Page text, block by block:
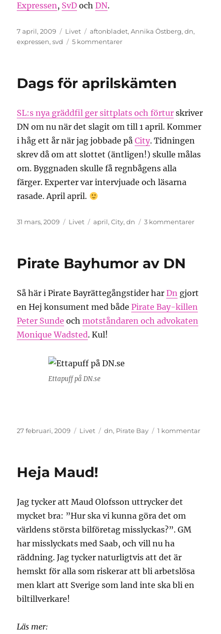
Expressen, SvD ochDN.
Publicerat
den
7 april, 2009 Kategorier
Livet Etiketter
aftonbladet,Annika Östberg,dn,
expressen,svd 5 kommentarertill
Östberg
Dags för aprilskämten
SL:s nya gräddfil ger sittplats och förtur skriver
DN om nu när det slagit om till 1 april. Kommer
i håg ett år när jag jobbade påCity. Tidningen
skrev då om att slottet (äntligen!) skulle målas
om. Byggnaden skulle få regnbågens alla
färger. Experter var intervjuade och läsarna
rasade. April april.
Publicerat
31 mars, 2009 Kategorier
Livet Etiketter
april,City,dn 3 kommentarertill
Pirate Bayhumor av DN
Så här i Pirate Bayrättegångstider harDn gjort
en Hej konsument med bådePirate Bay-killen
Peter Sunde ochmotståndaren och advokaten
Monique Wadsted. Kul!
Ettapuff på DN.se
Publicerat
27 februari, 2009 Kategorier
Livet Etiketter
dn, Pirate Bay 1 kommentartill
Heja Maud!
Jag tycker att Maud Olofsson uttrycker det
mycket bra: ”Hur ska vi kunna göra det om
världens största bilföretag misslyckas?”. GM
har misslyckats med Saab, och vill nu ha
räddning. Jag tycker naturligtvis att det är
hemskt för alla som riskerar att bli arbetslösa
men klart att Sverige som land inte ska bli en
biltillverkare!
Läs mer: